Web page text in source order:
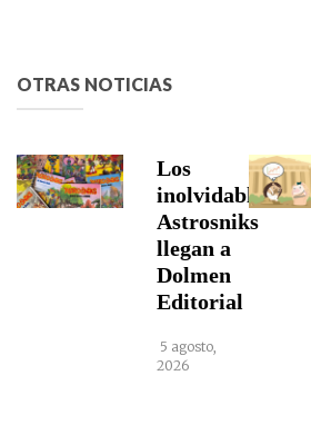
OTRAS NOTICIAS
Los
inolvidables
Astrosniks
llegan a
Dolmen
Editorial
5 agosto,
2026